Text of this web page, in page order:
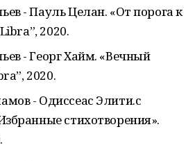
- Пауль Целан. «От порога к
2020.
- Георг Хайм. «Вечный
2020.
- Одиссеас Элити.с
стихотворения».